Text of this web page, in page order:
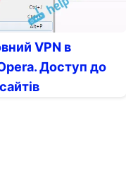
VPN в
Доступ до